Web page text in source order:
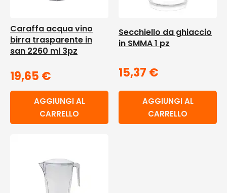
Caraffa acqua vino
birra trasparente in
san 2260 ml 3pz
19,65 €
AGGIUNGI AL
CARRELLO
Secchiello da ghiaccio
in SMMA 1 pz
15,37 €
AGGIUNGI AL
CARRELLO